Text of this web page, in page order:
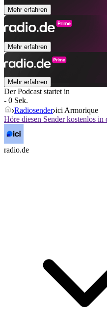
Mehr erfahren
Mehr erfahren
Mehr erfahren
Der Podcast startet in
- 0 Sek.
Radiosender ici Armorique
Höre diesen Sender kostenlos in
radio.de